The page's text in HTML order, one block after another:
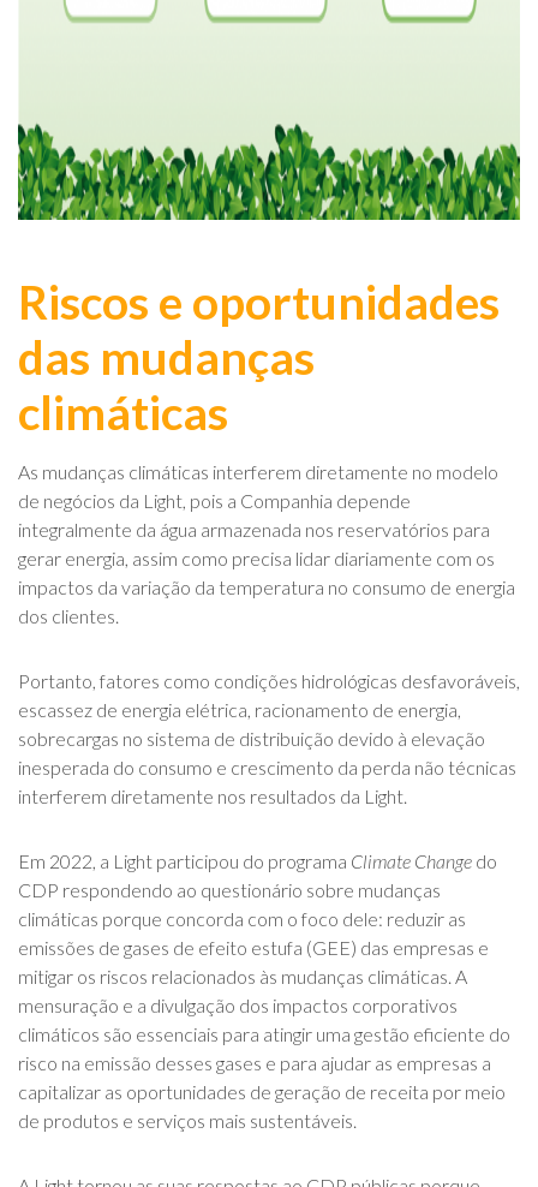
Riscos e oportunidades
das mudanças
climáticas
As mudanças climáticas interferem diretamente no modelo
de negócios da Light, pois a Companhia depende
integralmente da água armazenada nos reservatórios para
gerar energia, assim como precisa lidar diariamente com os
impactos da variação da temperatura no consumo de energia
dos clientes.
Portanto, fatores como condições hidrológicas desfavoráveis,
escassez de energia elétrica, racionamento de energia,
sobrecargas no sistema de distribuição devido à elevação
inesperada do consumo e crescimento da perda não técnicas
interferem diretamente nos resultados da Light.
Em 2022, a Light participou do programa Climate Change do
CDP respondendo ao questionário sobre mudanças
climáticas porque concorda com o foco dele: reduzir as
emissões de gases de efeito estufa (GEE) das empresas e
mitigar os riscos relacionados às mudanças climáticas. A
mensuração e a divulgação dos impactos corporativos
climáticos são essenciais para atingir uma gestão eficiente do
risco na emissão desses gases e para ajudar as empresas a
capitalizar as oportunidades de geração de receita por meio
de produtos e serviços mais sustentáveis.